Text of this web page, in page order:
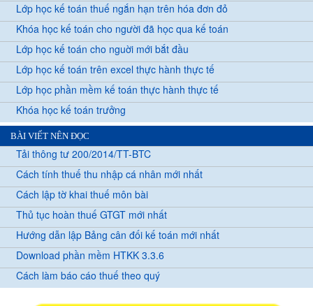
Lớp học kế toán thuế ngắn hạn trên hóa đơn đỏ
Khóa học kế toán cho người đã học qua kế toán
Lớp học kế toán cho nguời mới bắt đầu
Lớp học kế toán trên excel thực hành thực tế
Lớp học phần mềm kế toán thực hành thực tế
Khóa học kế toán trưởng
BÀI VIẾT NÊN ĐỌC
Tải thông tư 200/2014/TT-BTC
Cách tính thuế thu nhập cá nhân mới nhất
Cách lập tờ khai thuế môn bài
Thủ tục hoàn thuế GTGT mới nhất
Hướng dẫn lập Bảng cân đối kế toán mới nhất
Download phần mềm HTKK 3.3.6
Cách làm báo cáo thuế theo quý